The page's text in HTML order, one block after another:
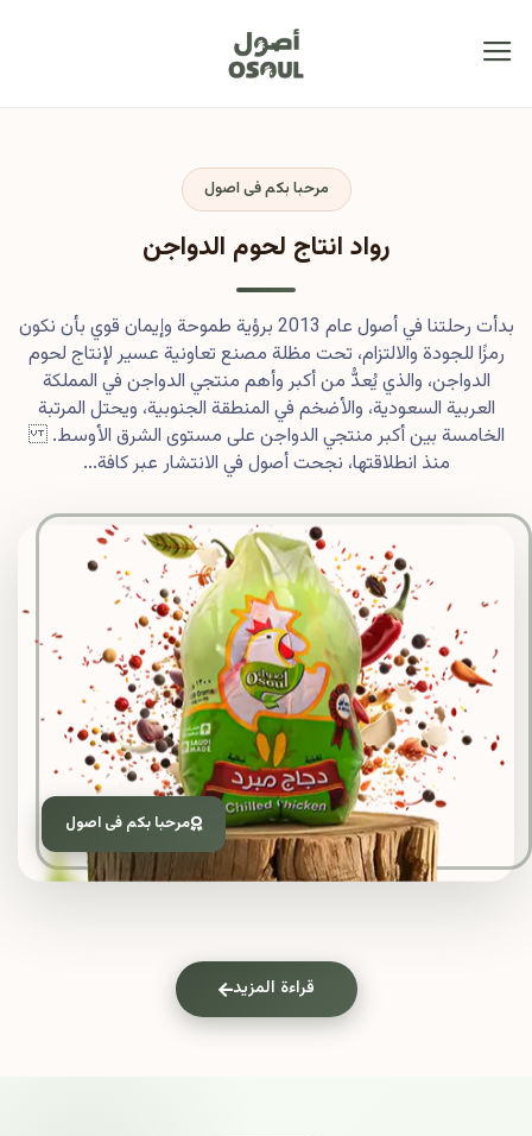
مرحبا بكم فى اصول
مرحبا بكم فى اصول
رواد انتاج لحوم الدواجن
بدأت رحلتنا في أصول عام 2013 برؤية طموحة وإيمان قوي بأن نكون
رمزًا للجودة والالتزام، تحت مظلة مصنع تعاونية عسير لإنتاج لحوم
الدواجن، والذي يُعدُّ من أكبر وأهم منتجي الدواجن في المملكة
العربية السعودية، والأضخم في المنطقة الجنوبية، ويحتل المرتبة
الخامسة بين أكبر منتجي الدواجن على مستوى الشرق الأوسط.
منذ انطلاقتها، نجحت أصول في الانتشار عبر كافة...
قراءة المزيد